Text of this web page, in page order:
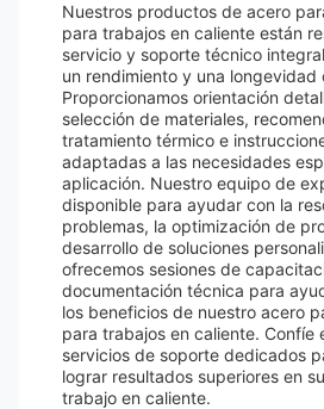
Nuestros productos de acero
para trabajos en caliente están
servicio y soporte técnico
un rendimiento y una longevidad
Proporcionamos orientación
selección de materiales,
tratamiento térmico e
adaptadas a las necesidades
aplicación. Nuestro equipo de
disponible para ayudar con la
problemas, la optimización de
desarrollo de soluciones
ofrecemos sesiones de
documentación técnica para
los beneficios de nuestro acero
para trabajos en caliente. Confíe
servicios de soporte dedicados
lograr resultados superiores en
trabajo en caliente.